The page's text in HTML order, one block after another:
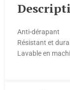
Anti-dérapant
Résistant et
Lavable en